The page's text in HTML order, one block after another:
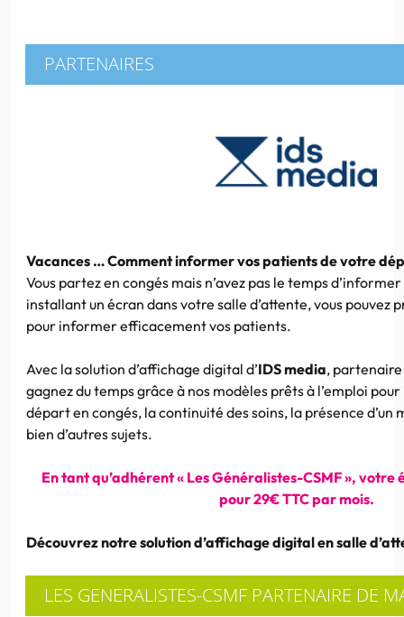
PARTENAIRES
Vacances … Comment informer vos patients de votre
Vous partez en congés mais n’avez pas le temps
installant un écran dans votre salle d’attente, vous pouvez
pour informer efficacement vos patients.
Avec la solution d’affichage digital d’IDS media, partenaire
gagnez du temps grâce à nos modèles prêts à l’emploi
départ en congés, la continuité des soins, la présence
bien d’autres sujets.
En tant qu’adhérent « Les Généralistes-CSMF », votre
pour 29€ TTC par mois.
Découvrez notre solution d’affichage digital en salle
LES GENERALISTES-CSMF PARTENAIRE DE